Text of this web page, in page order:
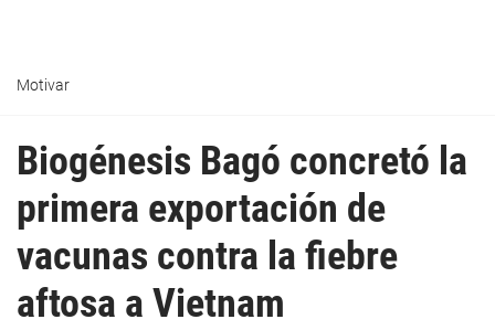
Motivar
Biogénesis Bagó concretó la
primera exportación de
vacunas contra la fiebre
aftosa a Vietnam